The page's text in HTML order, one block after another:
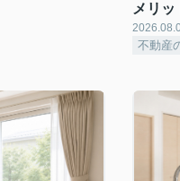
メリ
不動産